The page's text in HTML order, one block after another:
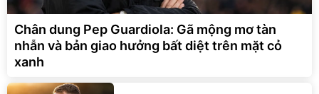
Chân dung Pep Guardiola: Gã mộng mơ tàn
nhẫn và bản giao hưởng bất diệt trên mặt cỏ
xanh